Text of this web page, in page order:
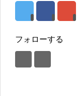
フォローする